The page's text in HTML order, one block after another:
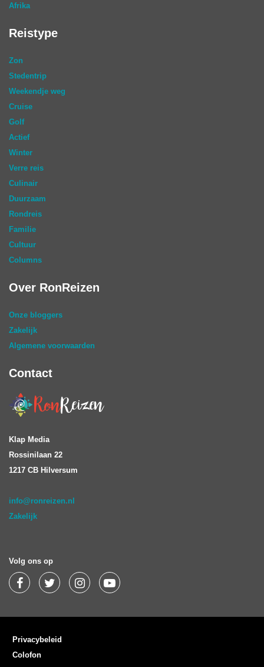
Afrika
Reistype
Zon
Stedentrip
Weekendje weg
Cruise
Golf
Actief
Winter
Verre reis
Culinair
Duurzaam
Rondreis
Familie
Cultuur
Columns
Over RonReizen
Onze bloggers
Zakelijk
Algemene voorwaarden
Contact
Klap Media
Rossinilaan 22
1217 CB Hilversum
info@ronreizen.nl
Zakelijk
Volg ons op
Privacybeleid
Colofon